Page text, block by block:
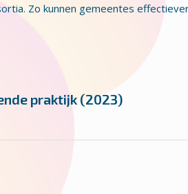
Zo kunnen gemeentes
praktijk (2023)